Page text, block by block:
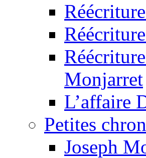
Monjarret
L’affaire
Petites
Joseph